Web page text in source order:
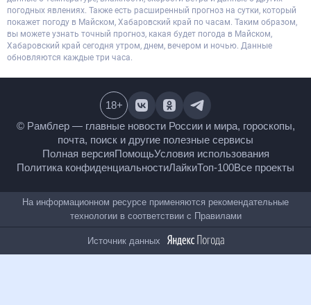
погодных явлениях. Также есть расширенный прогноз на сутки, который
покажет погоду в Майском, Хабаровский край по часам. Таким образом,
вы можете узнать точный прогноз, какая будет погода в Майском,
Хабаровский край сегодня утром, днем, вечером и ночью. Данные
обновляются каждые три часа.
© Рамблер — главные новости России и мира,
гороскопы, почта, поиск и другие полезные сервисы
Полная версияПомощьУсловия использования
Политика конфиденциальностиЛайкиТоп-100
18+
На информационном ресурсе применяются
рекомендательные технологии в соответствии сПравилами
Источник данных